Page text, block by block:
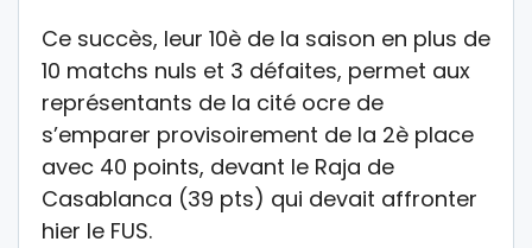
Ce succès, leur 10è de la saison en plus de
10 matchs nuls et 3 défaites, permet aux
représentants de la cité ocre de
s’emparer provisoirement de la 2è place
avec 40 points, devant le Raja de
Casablanca (39 pts) qui devait affronter
hier le FUS.